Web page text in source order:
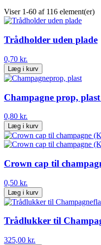
Viser 1-60 af 116 element(er)
Trådholder uden plade
0,70 kr.
Læg i kurv
Champagne prop,
0,80 kr.
Læg i kurv
Crown cap til
0,50 kr.
Læg i kurv
Trådlukker til
325,00 kr.